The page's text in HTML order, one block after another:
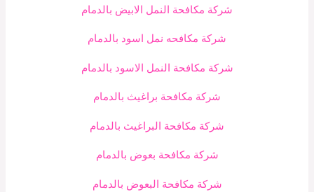
شركة مكافحة النمل الابيض بالدمام
شركة مكافحه نمل اسود بالدمام
شركة مكافحة النمل الاسود بالدمام
شركة مكافحة براغيث بالدمام
شركة مكافحة البراغيث بالدمام
شركة مكافحة بعوض بالدمام
شركة مكافحة البعوض بالدمام